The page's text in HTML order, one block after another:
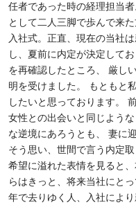
任者であった時の経理担当
として二人三脚で歩んで来
入社式。正直、現在の当社
し、夏前に内定が決定して
を再確認したところ、 厳し
明を受けました。 もともと
したいと思っております。
女性との出会いと同じよう
な逆境にあろうとも、 妻に
そう思い、世間で言う内定
希望に溢れた表情を見ると
らはきっと、将来当社にと
年で去りゆく人、入社によ